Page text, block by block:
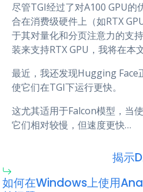
尽管TGI经过了对A100 GPU的
合在消费级硬件上（如RTX
于其对量化和分页注意力的支
装来支持RTX GPU，我将在本
最近，我还发现Hugging Face
使它们在TGI下运行更快。
这尤其适用于Falcon模型，当
它们相对较慢，但速度更快…
揭示
如何在Windows上使用